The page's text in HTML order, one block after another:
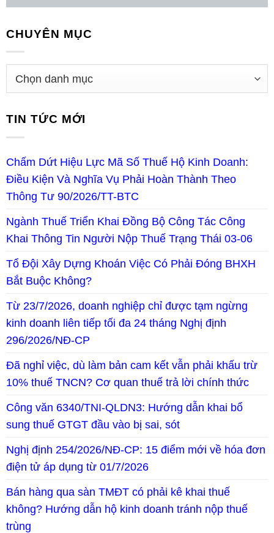
CHUYÊN MỤC
TIN TỨC MỚI
Chấm Dứt Hiệu Lực Mã Số Thuế Hộ Kinh Doanh:
Điều Kiện Và Nghĩa Vụ Phải Hoàn Thành Theo
Thông Tư 90/2026/TT-BTC
Ngành Thuế Triển Khai Đồng Bộ Công Tác Công
Khai Thông Tin Người Nộp Thuế Trạng Thái 03-06
Tổ Đội Xây Dựng Khoán Việc Có Phải Đóng BHXH
Bắt Buộc Không?
Từ 23/7/2026, doanh nghiệp chỉ được tạm ngừng
kinh doanh liên tiếp tối đa 24 tháng Nghị định
296/2026/NĐ-CP
Đã nghỉ việc, dù làm bản cam kết vẫn phải khấu trừ
10% thuế TNCN? Cơ quan thuế trả lời chính thức
Công văn 6340/TNI-QLDN3: Hướng dẫn khai bổ
sung thuế GTGT đầu vào bị sai, sót
Nghị định 254/2026/NĐ-CP: 15 điểm mới về hóa đơn
điện tử áp dụng từ 01/7/2026
Bán hàng qua sàn TMĐT có phải kê khai thuế
không? Hướng dẫn hộ kinh doanh tránh nộp thuế
trùng